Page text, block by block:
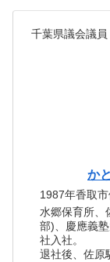
千葉県議会議
か
1987年香取市
水郷保育所、
部)、慶應義
社入社。
退社後、佐原